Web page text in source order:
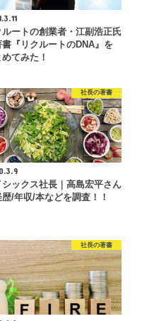
ルートの創業者・江副浩正氏
書『リクルートのDNA』を
めてみた！
社長の著書
シックス社長｜高島宏平さん
/年収/本などを調査！！
社長の著書